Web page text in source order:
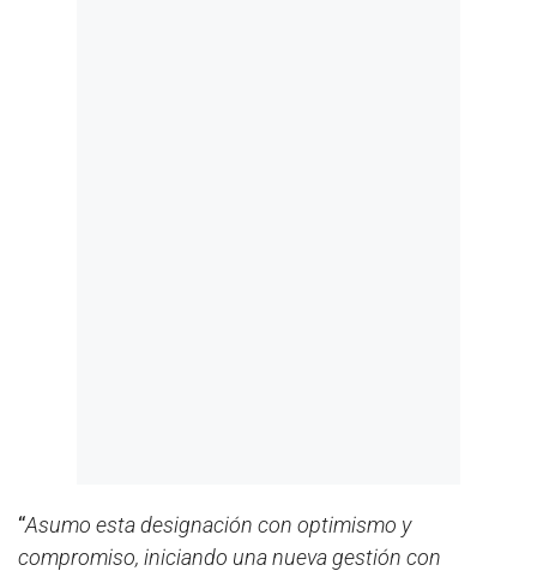
“Asumo esta designación con optimismo y
compromiso, iniciando una nueva gestión con